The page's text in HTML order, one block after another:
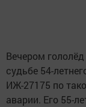
Вечером
судьбе 54-
ИЖ-27175 по
аварии. Его 55-